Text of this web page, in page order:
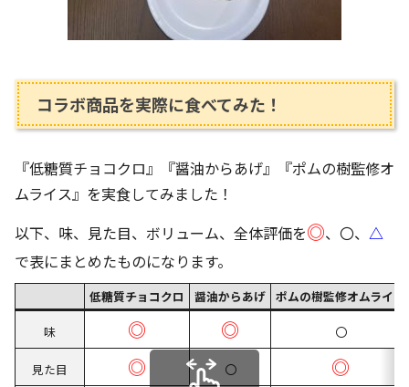
コラボ商品を実際に食べてみた！
『低糖質チョコクロ』『醤油からあげ』『ポムの樹監修オ
ムライス』を実食してみました！
以下、味、見た目、ボリューム、全体評価を◎、〇、 △
で表にまとめたものになります。
低糖質チョコクロ 醤油からあげ ポムの樹監修オムライス
味 ◎ ◎ 〇
見た目 ◎ 〇 ◎